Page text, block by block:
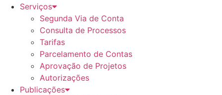
Serviços
Segunda Via de Conta
Consulta de Processos
Tarifas
Parcelamento de Contas
Aprovação de Projetos
Autorizações
Publicações